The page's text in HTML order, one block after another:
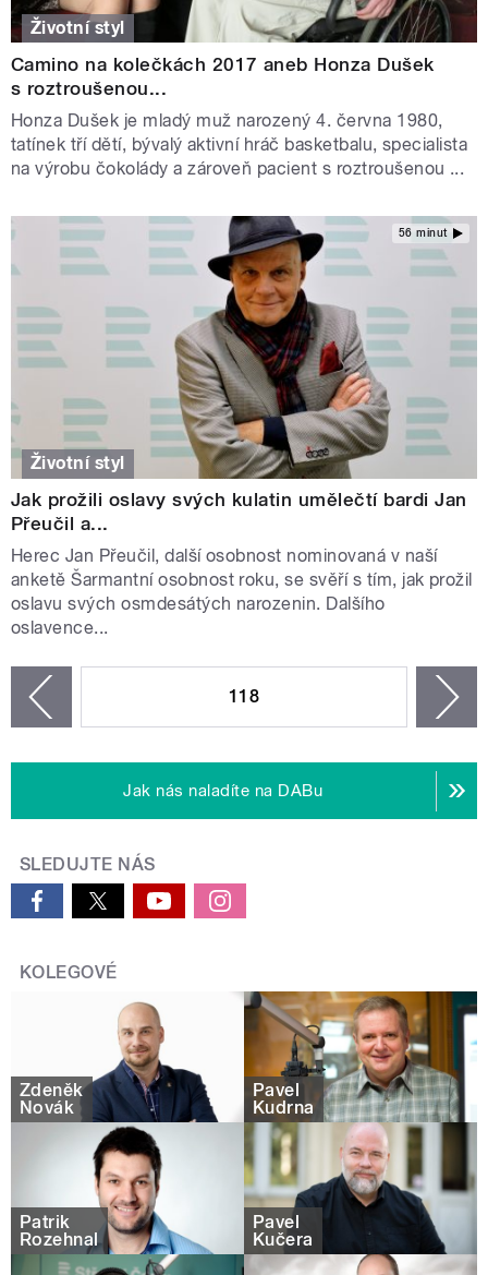
Životní styl
Camino na kolečkách 2017 aneb Honza Dušek
s roztroušenou...
Honza Dušek je mladý muž narozený 4. června 1980,
tatínek tří dětí, bývalý aktivní hráč basketbalu, specialista
na výrobu čokolády a zároveň pacient s roztroušenou ...
56 minut
Životní styl
Jak prožili oslavy svých kulatin umělečtí bardi Jan
Přeučil a...
Herec Jan Přeučil, další osobnost nominovaná v naší
anketě Šarmantní osobnost roku, se svěří s tím, jak prožil
oslavu svých osmdesátých narozenin. Dalšího
oslavence...
118
Jak nás naladíte na DABu
SLEDUJTE NÁS
KOLEGOVÉ
Zdeněk
Novák
Pavel
Kudrna
Patrik
Rozehnal
Pavel
Kučera